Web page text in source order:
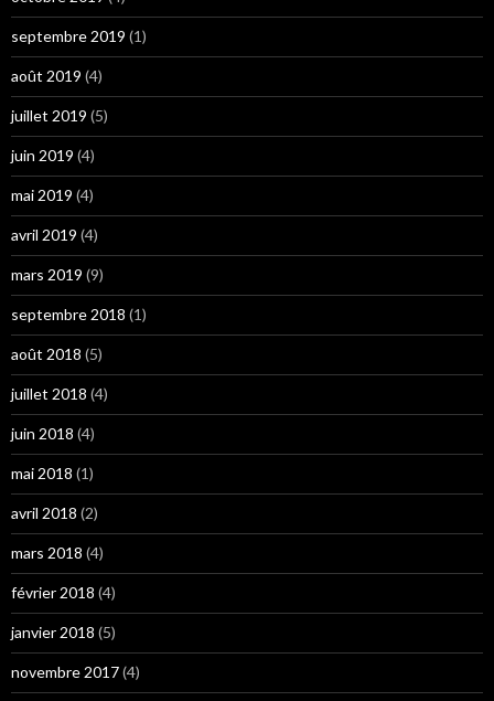
septembre 2019 (1)
août 2019 (4)
juillet 2019 (5)
juin 2019 (4)
mai 2019 (4)
avril 2019 (4)
mars 2019 (9)
septembre 2018 (1)
août 2018 (5)
juillet 2018 (4)
juin 2018 (4)
mai 2018 (1)
avril 2018 (2)
mars 2018 (4)
février 2018 (4)
janvier 2018 (5)
novembre 2017(4)